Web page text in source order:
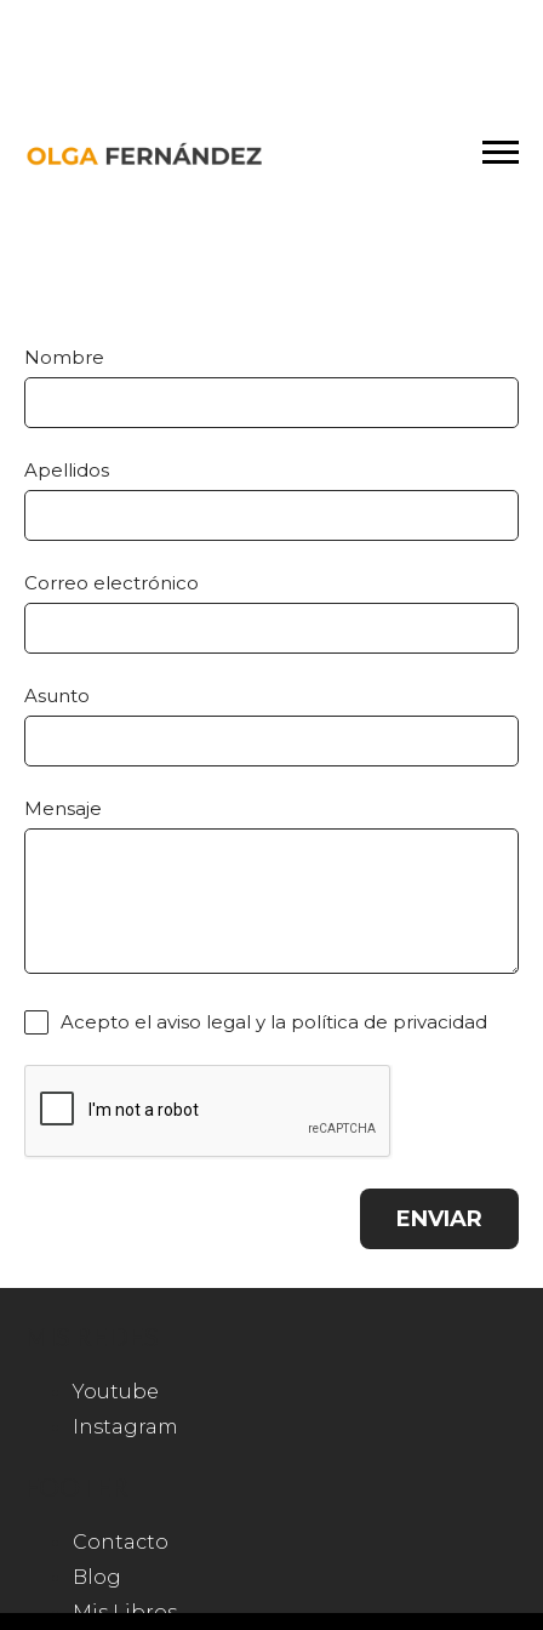
Nombre
Apellidos
Correo electrónico
Asunto
Mensaje
Acepto el aviso legal y la política de privacidad
ENVIAR
Youtube
Instagram
Contacto
Blog
Mis Libros